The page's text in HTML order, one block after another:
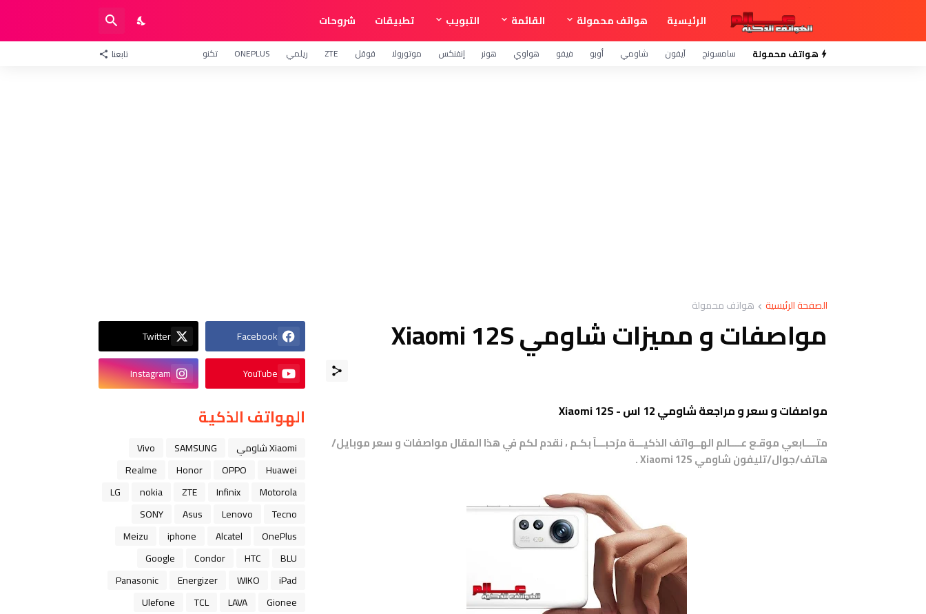
الرئيسية هواتف محمولة القائمة التبويب تطبيقات شروحات
هواتف محمولة سامسونج آيفون شاومي أوبو فيفو هواوي هونر إنفنكس موتورولا قوقل ZTE ريلمي ONEPLUS تكنو تابعنا
الصفحة الرئيسية هواتف محمولة
مواصفات و مميزات شاومي Xiaomi 12S
مواصفات و سعر و مراجعة شاومي 12 اس - Xiaomi 12S
متــــابعي موقـع عــــالم الهــواتف الذكيـــة مرْحبـــاً بكـم ، نقدم لكم في هذا المقال مواصفات و سعر موبايل/
هاتف/جوال/تليفونشاومي Xiaomi 12S .
Facebook
Twitter
YouTube
Instagram
الهواتف الذكية
Xiaomi شاومي SAMSUNG
Vivo
Huawei
OPPO
Honor
Realme
Motorola
Infinix
ZTE
nokia
LG
Tecno
Lenovo
Asus
SONY
OnePlus
Alcatel
iphone
Meizu
BLU
HTC
Condor
Google
iPad
WIKO
Energizer
Panasonic
Gionee
LAVA
TCL
Ulefone